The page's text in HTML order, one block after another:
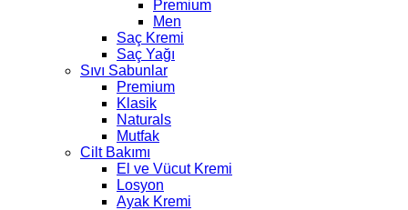
Premium
Men
Saç Kremi
Saç Yağı
Sıvı Sabunlar
Premium
Klasik
Naturals
Mutfak
Cilt Bakımı
El ve Vücut Kremi
Losyon
Ayak Kremi